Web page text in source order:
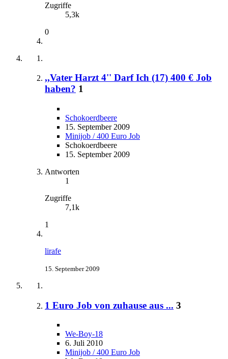
Zugriffe
5,3k
0
,,Vater Harzt 4'' Darf Ich (17) 400 € Job
haben? 1
Schokoerdbeere
15. September 2009
Minijob / 400 Euro Job
Schokoerdbeere
15. September 2009
Antworten
1
Zugriffe
7,1k
1
lirafe
15. September 2009
1 Euro Job von zuhause aus ... 3
We-Boy-18
6. Juli 2010
Minijob / 400 Euro Job